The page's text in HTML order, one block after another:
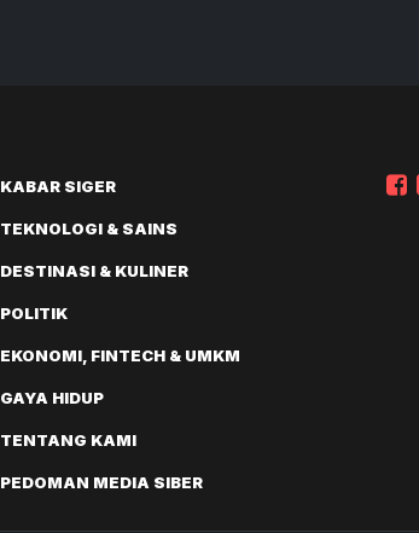
KABAR SIGER
TEKNOLOGI & SAINS
DESTINASI & KULINER
POLITIK
EKONOMI, FINTECH & UMKM
GAYA HIDUP
TENTANG KAMI
PEDOMAN MEDIA SIBER